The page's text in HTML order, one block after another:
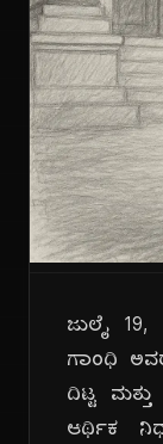
ಜುಲೈ 19,
ಗಾಂಧಿ
ದಿಟ್ಟ
ಆರ್ಥಿಕ